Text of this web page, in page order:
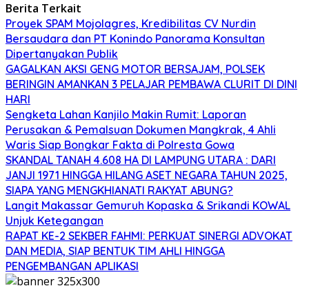
Berita Terkait
Proyek SPAM Mojolagres, Kredibilitas CV Nurdin
Bersaudara dan PT Konindo Panorama Konsultan
Dipertanyakan Publik
GAGALKAN AKSI GENG MOTOR BERSAJAM, POLSEK
BERINGIN AMANKAN 3 PELAJAR PEMBAWA CLURIT DI DINI
HARI
Sengketa Lahan Kanjilo Makin Rumit: Laporan
Perusakan & Pemalsuan Dokumen Mangkrak, 4 Ahli
Waris Siap Bongkar Fakta di Polresta Gowa
SKANDAL TANAH 4.608 HA DI LAMPUNG UTARA : DARI
JANJI 1971 HINGGA HILANG ASET NEGARA TAHUN 2025,
SIAPA YANG MENGKHIANATI RAKYAT ABUNG?
Langit Makassar Gemuruh Kopaska & Srikandi KOWAL
Unjuk Ketegangan
RAPAT KE-2 SEKBER FAHMI: PERKUAT SINERGI ADVOKAT
DAN MEDIA, SIAP BENTUK TIM AHLI HINGGA
PENGEMBANGAN APLIKASI